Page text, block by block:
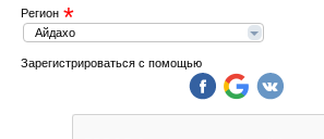
Регион *
Айдахо
Зарегистрироваться с помощью